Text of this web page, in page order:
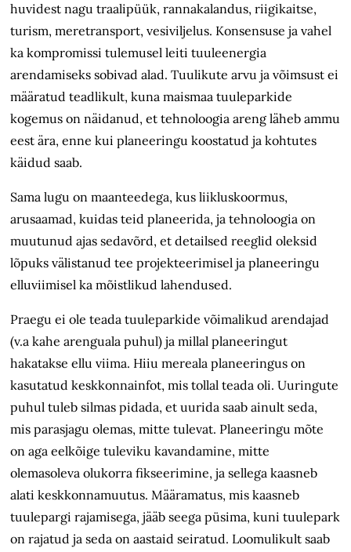
huvidest nagu traalipüük, rannakalandus, riigikaitse,
turism, meretransport, vesiviljelus. Konsensuse ja vahel
ka kompromissi tulemusel leiti tuuleenergia
arendamiseks sobivad alad. Tuulikute arvu ja võimsust ei
määratud teadlikult, kuna maismaa tuuleparkide
kogemus on näidanud, et tehnoloogia areng läheb ammu
eest ära, enne kui planeeringu koostatud ja kohtutes
käidud saab.
Sama lugu on maanteedega, kus liikluskoormus,
arusaamad, kuidas teid planeerida, ja tehnoloogia on
muutunud ajas sedavõrd, et detailsed reeglid oleksid
lõpuks välistanud tee projekteerimisel ja planeeringu
elluviimisel ka mõistlikud lahendused.
Praegu ei ole teada tuuleparkide võimalikud arendajad
(v.a kahe arenguala puhul) ja millal planeeringut
hakatakse ellu viima. Hiiu mereala planeeringus on
kasutatud keskkonnainfot, mis tollal teada oli. Uuringute
puhul tuleb silmas pidada, et uurida saab ainult seda,
mis parasjagu olemas, mitte tulevat. Planeeringu mõte
on aga eelkõige tuleviku kavandamine, mitte
olemasoleva olukorra fikseerimine, ja sellega kaasneb
alati keskkonnamuutus. Määramatus, miskaasneb
tuulepargi rajamisega, jääbseega püsima, kuni tuulepark
on rajatud ja seda on aastaid seiratud. Loomulikult saab